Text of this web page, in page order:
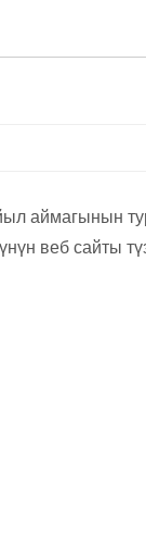
аймагынын
веб сайты